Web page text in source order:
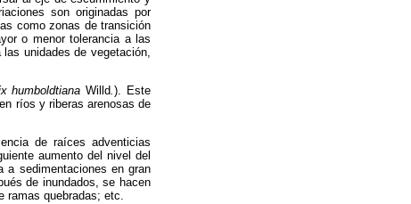
son originadas por
como zonas de transición
o menor tolerancia a las
unidades de vegetación,
humboldtianaWilld .). Este
ríos y riberas arenosas de
de raíces adventicias
aumento del nivel del
a sedimentaciones en gran
de inundados, se hacen
ramas quebradas; etc.